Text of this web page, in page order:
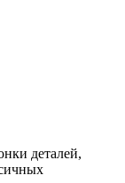
деталей,